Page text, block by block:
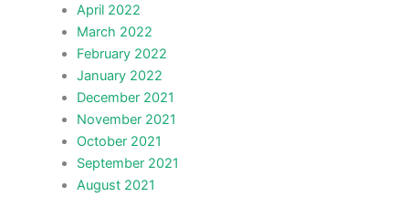
April 2022
March 2022
February 2022
January 2022
December 2021
November 2021
October 2021
September 2021
August 2021